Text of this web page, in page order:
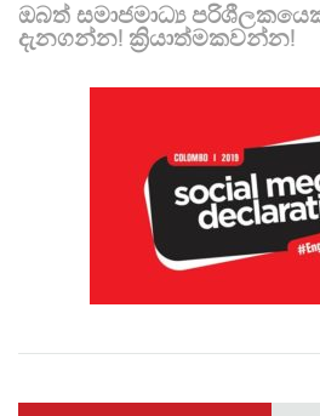
ඔබත් සමාජමාධ්‍ය
දැනගන්න! ක්‍රියාත්මකවන්න!